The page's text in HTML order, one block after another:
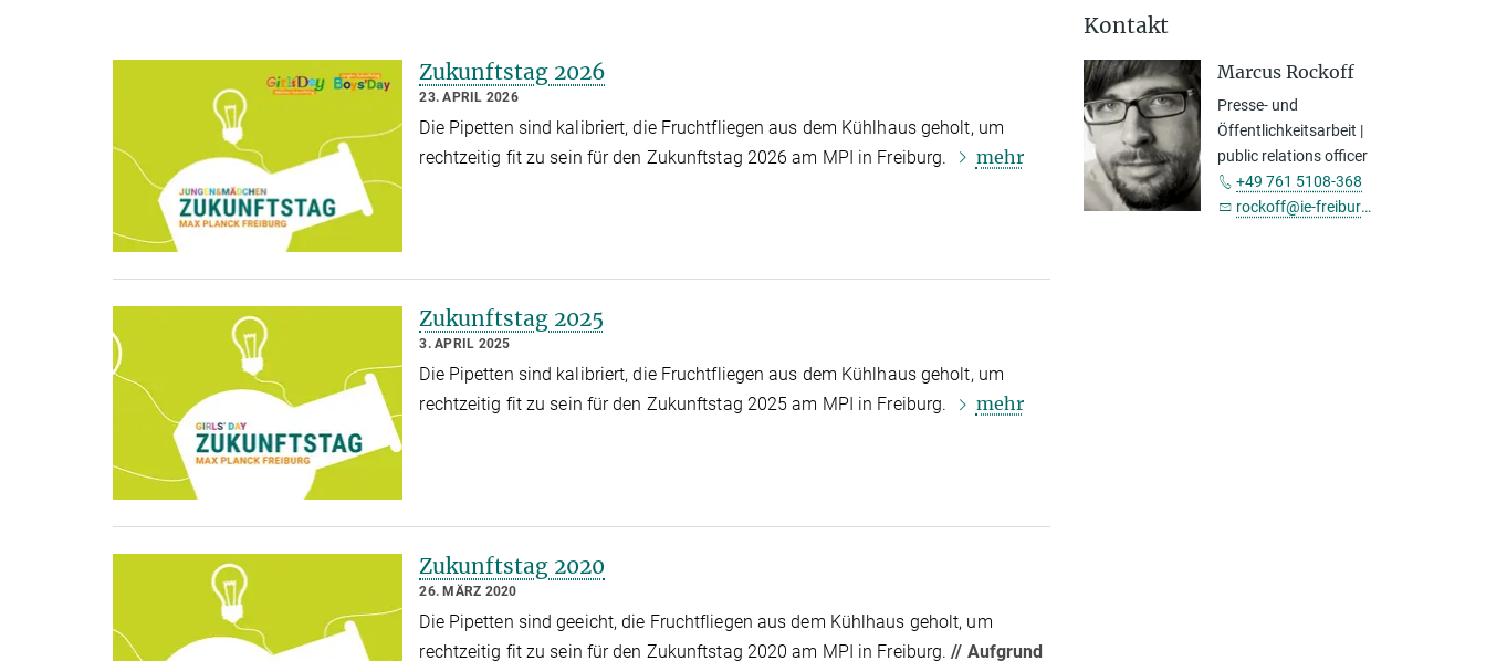
Zukunftstag 2026
23. APRIL 2026
Die Pipetten sind kalibriert, die Fruchtfliegen aus dem Kühlhaus geholt, um
rechtzeitig fit zu sein für den Zukunftstag 2026 am MPI in Freiburg.
mehr
Zukunftstag 2025
3. APRIL 2025
Die Pipetten sind kalibriert, die Fruchtfliegen aus dem Kühlhaus geholt, um
rechtzeitig fit zu sein für den Zukunftstag 2025 am MPI in Freiburg.
mehr
Zukunftstag 2020
26. MÄRZ 2020
Die Pipetten sind geeicht, die Fruchtfliegen aus dem Kühlhaus geholt, um
rechtzeitig fit zu sein für den Zukunftstag 2020 am MPI in Freiburg.// Aufgrund
Kontakt
Marcus Rockoff
Presse- und
Öffentlichkeitsarbeit |
public relations officer
+49 761 5108-368
rockoff@ie-freiburg.mpg.de